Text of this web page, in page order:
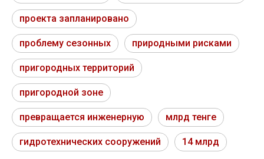
проекта запланировано
проблему сезонных природными рисками
пригородных территорий
пригородной зоне
превращается инженерную млрд тенге
гидротехнических сооружений 14 млрд